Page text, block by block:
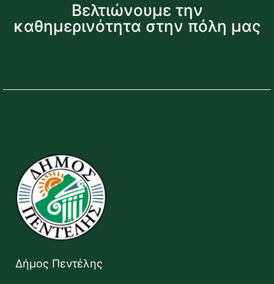
Βελτιώνουμε την
καθημερινότητα στην πόλη μας
Δήμος Πεντέλης